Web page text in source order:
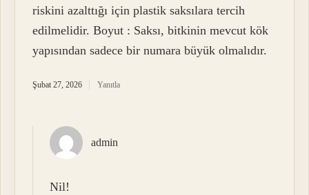
riskini azalttığı için plastik saksılara tercih
edilmelidir. Boyut : Saksı, bitkinin mevcut kök
yapısından sadece bir numara büyük olmalıdır.
Şubat 27, 2026 Yanıtla
admin
Nil!